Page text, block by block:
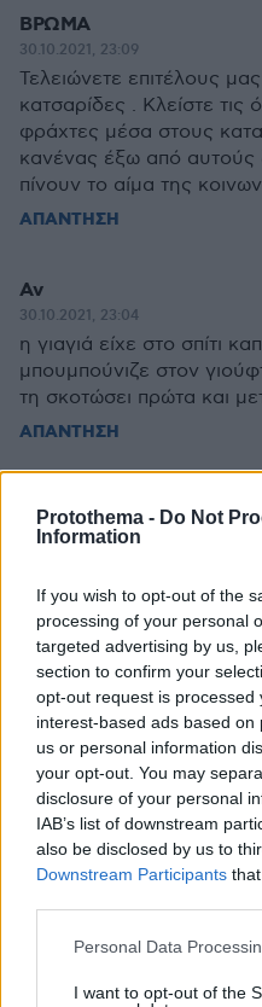
Protothema - Do Not
Information
If you wish to opt-out of the
processing of your personal
targeted advertising by us,
section to confirm your
opt-out request is processed
interest-based ads based
us or personal information
your opt-out. You may
disclosure of your personal
IAB’s list of downstream
also be disclosed by us to
Downstream Participants
Please note that this
not limited to your visit or
Personal Data
I want to opt-out of the
ΒΡΩΜΑ
30.10.2021, 23:09
Τελειώνετε επιτέλους
κατσαρίδες . Κλείστε
φράχτες μέσα στους
κανένας έξω από αυτούς
πίνουν το αίμα της
ΑΠΑΝΤΗΣΗ
Αν
30.10.2021, 23:04
η γιαγιά είχε στο σπίτι
μπουμπούνιζε στον
τη σκοτώσει πρώτα και
ΑΠΑΝΤΗΣΗ
30.10.2021, 22:50
Φωτιά και τσεκούρι
ΑΠΑΝΤΗΣΗ
Πριν
30.10.2021, 22:46
από κάποιες δεκαετίες
γραφικοί,ελαφρά
ριζωμένο μέσα τους το
μετά το ξέρετε…
ΑΠΑΝΤΗΣΗ